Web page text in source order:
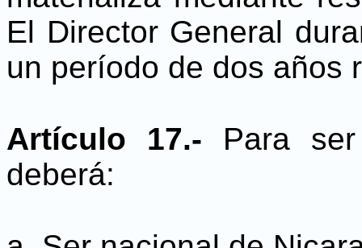
El Director General
un período de dos años
Artículo 17.- Para
deberá: